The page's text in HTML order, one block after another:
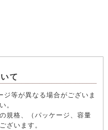
て
等が異なる場合がございま
。
規格、（パッケージ、容量
ざいます。